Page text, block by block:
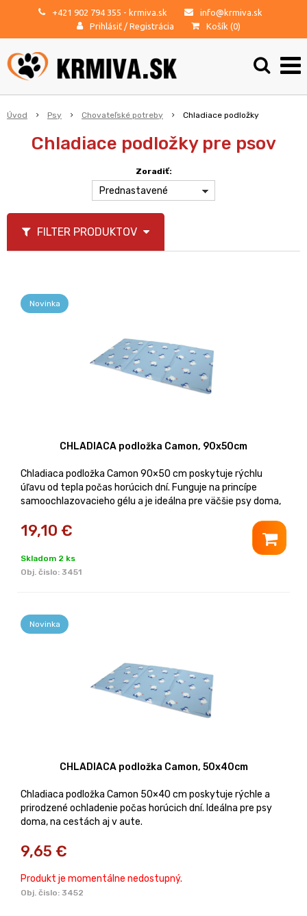
+421 902 794 355 - krmiva.sk
info@krmiva.sk
Prihlásiť / Registrácia Košík (0)
Úvod Psy Chovateľské potreby Chladiace podložky
Chladiace podložky pre psov
Zoradiť:
Prednastavené
FILTER PRODUKTOV
Novinka
CHLADIACA podložka Camon, 90x50cm
Chladiaca podložka Camon 90×50 cm poskytuje rýchlu
úľavu od tepla počas horúcich dní. Funguje na princípe
samoochlazovacieho gélu a je ideálna pre väčšie psy doma,
19,10 €
Skladom 2 ks
Obj. čislo: 3451
Novinka
CHLADIACA podložka Camon, 50x40cm
Chladiaca podložka Camon 50×40 cm poskytuje rýchle a
prirodzené ochladenie počas horúcich dní. Ideálna pre psy
doma, na cestách aj v aute.
9,65 €
Produkt je momentálne nedostupný.
Obj. čislo: 3452